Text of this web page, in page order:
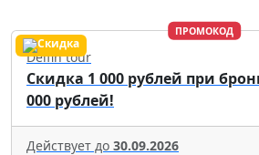
ПРОМОКОД
Delfin tour
Скидка 1 000 рублей при
000 рублей!
Действует до 30.09.2026